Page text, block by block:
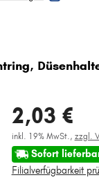
2,03 €
inkl. 19% MwSt., zzgl.
Sofort
Filialverfügbarkeit